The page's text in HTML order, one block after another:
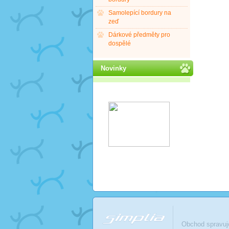
Samolepící bordury na
zeď
Dárkové předměty pro
dospělé
Novinky
Obchod